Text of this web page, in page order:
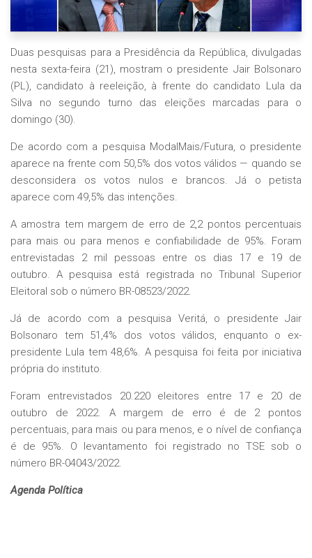
Duas pesquisas para a Presidência da República, divulgadas
nesta sexta-feira (21), mostram o presidente Jair Bolsonaro
(PL), candidato à reeleição, à frente do candidato Lula da
Silva no segundo turno das eleições marcadas para o
domingo (30).
De acordo com a pesquisa ModalMais/Futura, o presidente
aparece na frente com 50,5% dos votos válidos — quando se
desconsidera os votos nulos e brancos. Já o petista
aparece com 49,5% das intenções.
A amostra tem margem de erro de 2,2 pontos percentuais
para mais ou para menos e confiabilidade de 95%. Foram
entrevistadas 2 mil pessoas entre os dias 17 e 19 de
outubro. A pesquisa está registrada no Tribunal Superior
Eleitoral sob o número BR-08523/2022.
Já de acordo com a pesquisa Veritá, o presidente Jair
Bolsonaro tem 51,4% dos votos válidos, enquanto o ex-
presidente Lula tem 48,6%. A pesquisa foi feita por iniciativa
própria do instituto.
Foram entrevistados 20.220 eleitores entre 17 e 20 de
outubro de 2022. A margem de erro é de 2 pontos
percentuais, para mais ou para menos, e o nível de confiança
é de 95%. O levantamento foi registrado no TSE sob o
número BR-04043/2022.
Agenda Política